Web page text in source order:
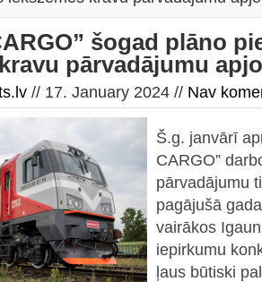
šogad plāno
pārvadājumu
// 17. January 2024 // Nav
Š.g. janvārī
CARGO”
pārvadājumu
pagājušā
vairākos
iepirkumu
ļaus būtiski